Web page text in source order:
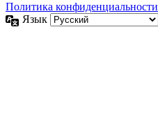
Политика конфиденциальности
Язык